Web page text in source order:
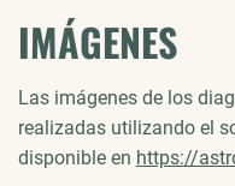
IMÁGENES
Las imágenes de los
realizadas utilizando el
disponible en https://